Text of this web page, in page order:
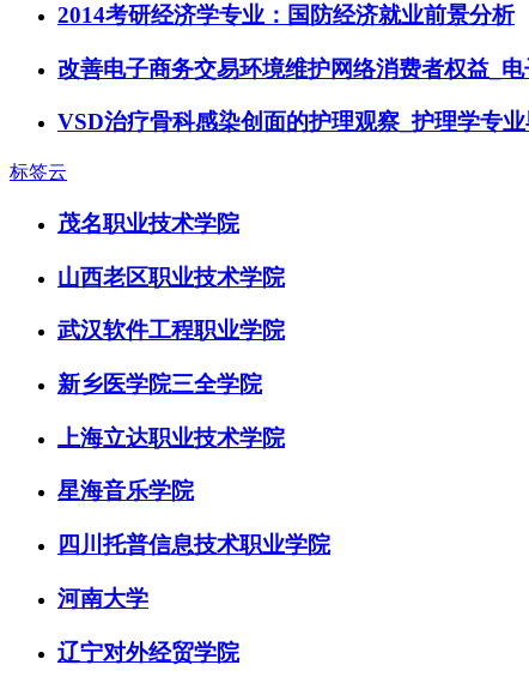
2014考研经济学专业：国防经济就业前景分析
改善电子商务交易环境维护网络消费者权益_
VSD治疗骨科感染创面的护理观察_护理学专
标签云
茂名职业技术学院
山西老区职业技术学院
武汉软件工程职业学院
新乡医学院三全学院
上海立达职业技术学院
星海音乐学院
四川托普信息技术职业学院
河南大学
辽宁对外经贸学院